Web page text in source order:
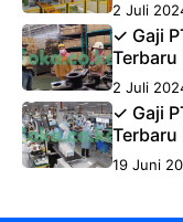
2 Juli
✓ Gaji
Terbaru
2 Juli
✓ Gaji
Terbaru
19 Juni